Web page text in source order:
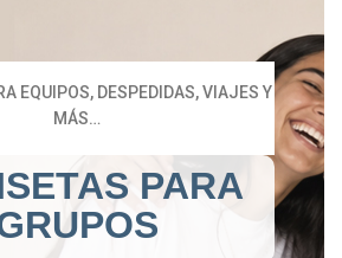
EQUIPOS, DESPEDIDAS, VIAJES Y
MÁS…
PARA